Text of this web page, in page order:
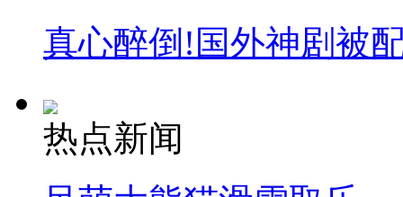
真心醉倒!国外神剧被
热点新闻